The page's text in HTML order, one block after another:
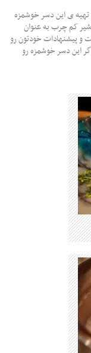
تهیه ی این دسر خوشمزه
شیر کم چرب به عنوان
و پیشنهادات خودتون رو
این دسر خوشمزه رو